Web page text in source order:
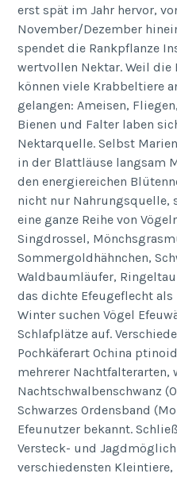
erst spät im Jahr hervor,
November/Dezember
spendet die Rankpflanze
wertvollen Nektar. Weil
können viele Krabbeltiere
gelangen: Ameisen,
Bienen und Falter laben
Nektarquelle. Selbst
in der Blattläuse langsam
den energiereichen
nicht nur Nahrungsquelle,
eine ganze Reihe von
Singdrossel,
Sommergoldhähnchen,
Waldbaumläufer,
das dichte Efeugeflecht
Winter suchen Vögel
Schlafplätze auf.
Pochkäferart Ochina
mehrerer Nachtfalterarten,
Nachtschwalbenschwanz
Schwarzes Ordensband
Efeunutzer bekannt.
Versteck- und
verschiedensten